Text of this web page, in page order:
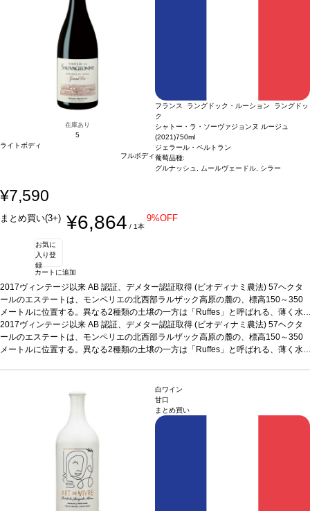
在庫あり
5
ライトボディ
フルボディ
フランス ラングドック・ルーション ラングドッ
ク
シャトー・ラ・ソーヴァジョンヌ ルージュ
(2021)750ml
ジェラール・ベルトラン
葡萄品種:
グルナッシュ, ムールヴェードル, シラー
¥7,590
まとめ買い(3+) ¥6,864 / 1本
9%OFF
お気に
入り登
録
カートに追加
2017ヴィンテージ以来 AB 認証、デメター認証取得 (ビオディナミ農法)57ヘクタ
ールのエステートは、モンペリエの北西部ラルザック高原の麓の、標高150～350
メートルに位置する。異なる2種類の土壌の一方は「Ruffes」と呼ばれる、薄く水
分を通しミネラル（ボーキサイト、鉄、アルミニウムなど）に富んだ土壌、他方
は、より深い砂岩と頁岩が砕けた土壌で水分を保持する。畑はエロー北部の中心に
位置する。気候は気温の範囲が広く、海からの距離と高原に近いことが夏の夜間に
生き生きとしたスパイスを伴う。ほのかな黒果実とジンジャーブレッドのニュアン
スを感じ、エレガントで洗練されたタンニンが味わいを縁取り、素晴らしいバラン
スと快活さを備えている。
オーブラック牛のステーキやラルザックのチ
ーズなど、南仏の定番料理との相性抜群
葡萄品種
認証 デメテール
同様の場合は自動的に次のヴィンテージに変更されます、ご了承ください。
2017ヴィンテージ以来 AB 認証、デメター認証取得 (ビオディナミ農法)57ヘクタ
ールのエステートは、モンペリエの北西部ラルザック高原の麓の、標高150～350
メートルに位置する。異なる2種類の土壌の一方は「Ruffes」と呼ばれる、薄く水
位置する。気候は気温の範囲が広く、海からの距離と高原に近いことが夏の夜間に
爽やかな空気をもたらし、ゆっくりと果実の熟成が進む。
赤みがかった濃いルビー色。ノーズは力強い低木地を表し、ジャムのような果実と
生き生きとしたスパイスを伴う。ほのかな黒果実とジンジャーブレッドのニュアン
スを感じ、エレガントで洗練されたタンニンが味わいを縁取り、素晴らしいバラン
スと快活さを備えている。
ーズなど、南仏の定番料理との相性抜群
デメテール
同様の場合は自動的に次のヴィンテージに変更されます、ご了承ください。
白ワイン
甘口
まとめ買い